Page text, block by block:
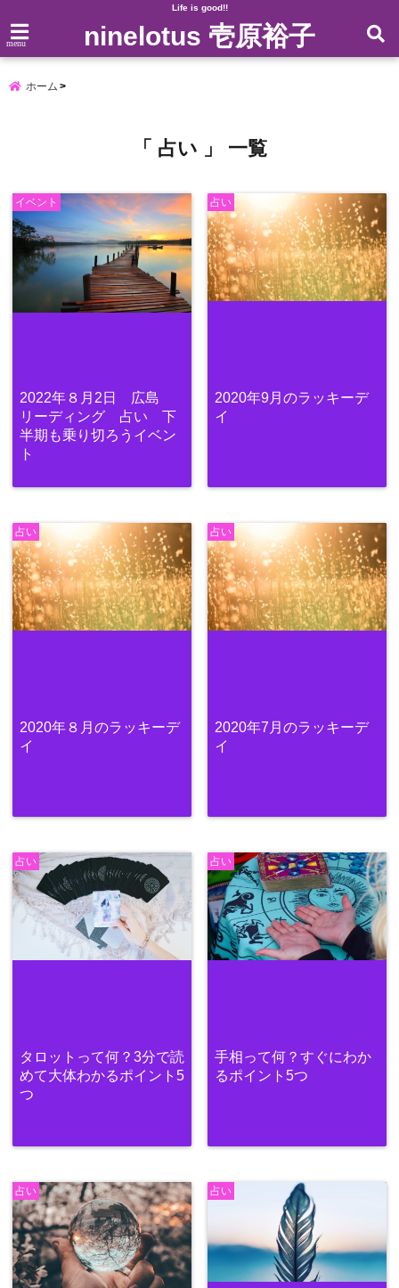
Life is good!!
menu ninelotus 壱原裕子
ホーム
「 占い 」 一覧
イベント
2022年８月2日 広島
リーディング 占い 下
半期も乗り切ろうイベン
ト
占い
2020年9月のラッキーデ
イ
占い
2020年８月のラッキーデ
イ
占い
2020年7月のラッキーデ
イ
占い
タロットって何？3分で読
めて大体わかるポイント5
つ
占い
手相って何？すぐにわか
るポイント5つ
占い 占い